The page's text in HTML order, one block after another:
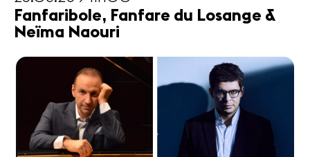
Fanfaribole, Fanfare du Losange &
Neïma Naouri